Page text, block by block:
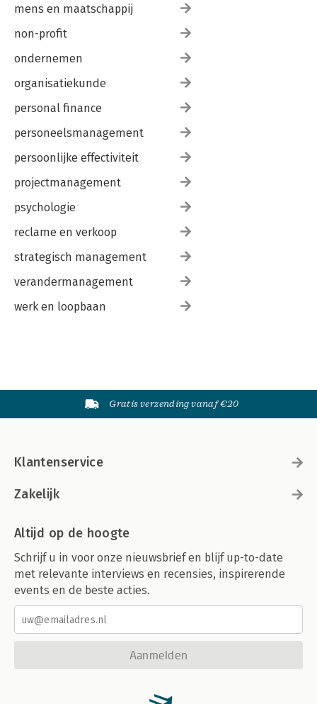
mens en maatschappij
non-profit
ondernemen
organisatiekunde
personal finance
personeelsmanagement
persoonlijke effectiviteit
projectmanagement
psychologie
reclame en verkoop
strategisch management
verandermanagement
werk en loopbaan
Gratis verzending vanaf €20
Klantenservice
Zakelijk
Altijd op de hoogte
Schrijf u in voor onze nieuwsbrief en blijf up-to-date
met relevante interviews en recensies, inspirerende
events en de beste acties.
Aanmelden